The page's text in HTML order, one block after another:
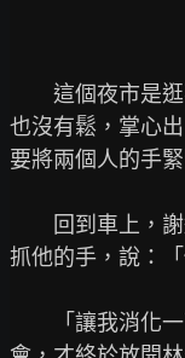
這個夜市是逛
也沒有鬆，掌心
要將兩個人的手
回到車上，謝
抓他的手，說：「
「讓我消化一